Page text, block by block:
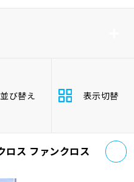
制
並び替え
安い順 高
表示切替
ロス ファンクロス